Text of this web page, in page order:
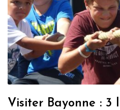
Visiter Bayonne : 3